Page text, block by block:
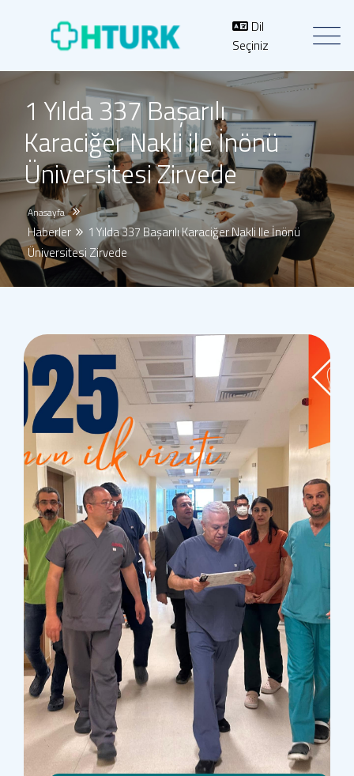
Dil
Seçiniz
1 Yılda 337 Başarılı
Karaciğer Nakli ile İnönü
Üniversitesi Zirvede
Anasayfa
Haberler
1 Yılda 337 Başarılı Karaciğer Nakli Ile İnönü
Üniversitesi Zirvede